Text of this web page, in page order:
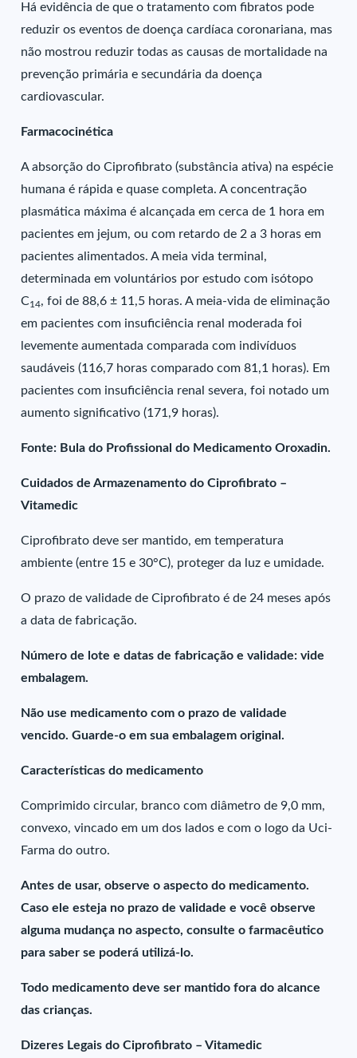
Há evidência de que o tratamento com fibratos pode
reduzir os eventos de doença cardíaca coronariana, mas
não mostrou reduzir todas as causas de mortalidade na
prevenção primária e secundária da doença
cardiovascular.
Farmacocinética
A absorção do Ciprofibrato (substância ativa) na espécie
humana é rápida e quase completa. A concentração
plasmática máxima é alcançada em cerca de 1 hora em
pacientes em jejum, ou com retardo de 2 a 3 horas em
pacientes alimentados. A meia vida terminal,
determinada em voluntários por estudo com isótopo
C14, foi de 88,6 ± 11,5 horas. A meia-vida de eliminação
em pacientes com insuficiência renal moderada foi
levemente aumentada comparada com indivíduos
saudáveis (116,7 horas comparado com 81,1 horas). Em
pacientes com insuficiência renal severa, foi notado um
aumento significativo (171,9 horas).
Fonte: Bula do Profissional do Medicamento Oroxadin.
Cuidados de Armazenamento do Ciprofibrato –
Vitamedic
Ciprofibrato deve ser mantido, em temperatura
ambiente (entre 15 e 30°C), proteger da luz e umidade.
O prazo de validade de Ciprofibrato é de 24 meses após
a data de fabricação.
Número de lote e datas de fabricação e validade: vide
embalagem.
Não use medicamento com o prazo de validade
vencido. Guarde-o em sua embalagem original.
Características do medicamento
Comprimido circular, branco com diâmetro de 9,0 mm,
convexo, vincado em um dos lados e com o logo da Uci-
Farma do outro.
Antes de usar, observe o aspecto do medicamento.
Caso ele esteja no prazo de validade e você observe
alguma mudança no aspecto, consulte o farmacêutico
para saber se poderá utilizá-lo.
Todo medicamento deve ser mantido fora do alcance
das crianças.
Dizeres Legais do Ciprofibrato – Vitamedic